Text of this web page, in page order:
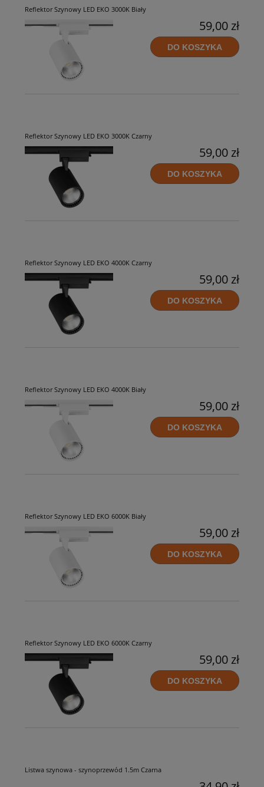
Reflektor Szynowy LED EKO 3000K Biały
59,00 zł
DO KOSZYKA
Reflektor Szynowy LED EKO 3000K Czarny
59,00 zł
DO KOSZYKA
Reflektor Szynowy LED EKO 4000K Czarny
59,00 zł
DO KOSZYKA
Reflektor Szynowy LED EKO 4000K Biały
59,00 zł
DO KOSZYKA
Reflektor Szynowy LED EKO 6000K Biały
59,00 zł
DO KOSZYKA
Reflektor Szynowy LED EKO 6000K Czarny
59,00 zł
DO KOSZYKA
Listwa szynowa - szynoprzewód 1.5m Czarna